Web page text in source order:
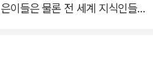
이들은 물론 전 세계 지식인들
서로 사랑하는 사이다. 그러나